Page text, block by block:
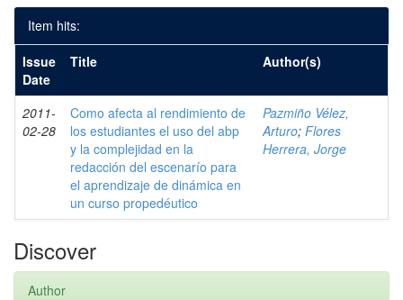
Item hits:
Issue
Date
Title Author(s)
2011-
02-28
Como afecta al rendimiento de
los estudiantes el uso del abp
y la complejidad en la
redacción del escenarío para
el aprendizaje de dinámica en
un curso propedéutico
Pazmiño Vélez,
Arturo; Flores
Herrera, Jorge
Discover
Author